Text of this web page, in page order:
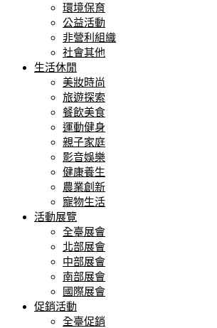
環境保育
公益活動
非營利組織
社會其他
生活休閒
美妝時尚
旅遊探索
餐飲美食
運動健身
親子家庭
影音娛樂
健康養生
農業創新
寵物生活
活動展覽
全臺展會
北部展會
中部展會
南部展會
國際展會
促銷活動
全臺促銷